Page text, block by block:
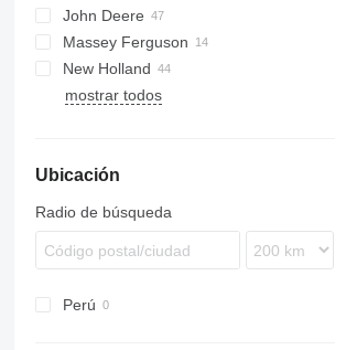
STX
Jaguar
Lexion
Mega
Mercator
D-series
D1200
D1900
806
807
John Deere
965
2066
4040
9780
T-series
Big X
3650
Massey Ferguson
34
40
7278
New Holland
CR
TF
mostrar todos
Ubicación
Radio de búsqueda
Perú